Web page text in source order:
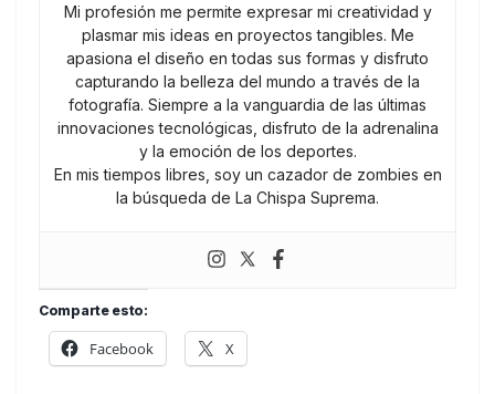
Mi profesión me permite expresar mi creatividad y
plasmar mis ideas en proyectos tangibles. Me
apasiona el diseño en todas sus formas y disfruto
capturando la belleza del mundo a través de la
fotografía. Siempre a la vanguardia de las últimas
innovaciones tecnológicas, disfruto de la adrenalina
y la emoción de los deportes.
En mis tiempos libres, soy un cazador de zombies en
la búsqueda de La Chispa Suprema.
Comparte esto:
Facebook X